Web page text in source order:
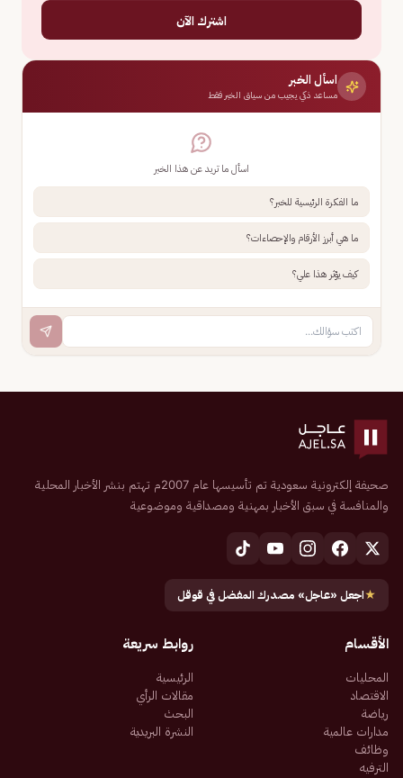
اشترك الآن
اسأل الخبر
مساعد ذكي يجيب من سياق الخبر فقط
اسأل ما تريد عن هذا الخبر
ما الفكرة الرئيسية للخبر؟
ما هي أبرز الأرقام والإحصاءات؟
كيف يؤثر هذا علي؟
صحيفة إلكترونية سعودية تم تأسيسها عام 2007م تهتم بنشر الأخبار المحلية
والمنافسة في سبق الأخبار بمهنية ومصداقية وموضوعية
★اجعل «عاجل» مصدرك المفضل في قوقل
الأقسام
المحليات
الاقتصاد
رياضة
مدارات عالمية
وظائف
الترفيه
روابط سريعة
الرئيسية
مقالات الرأي
البحث
النشرة البريدية